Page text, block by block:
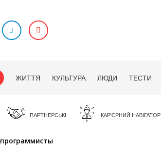
ЖИТТЯ КУЛЬТУРА ЛЮДИ ТЕСТИ
ПАРТНЕРСЬКІ КАР'ЄРНИЙ НАВІГАТОР
программисты